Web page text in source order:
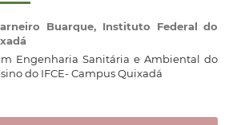
Buarque, Instituto Federal do
Engenharia Sanitária e Ambiental do
do IFCE- Campus Quixadá